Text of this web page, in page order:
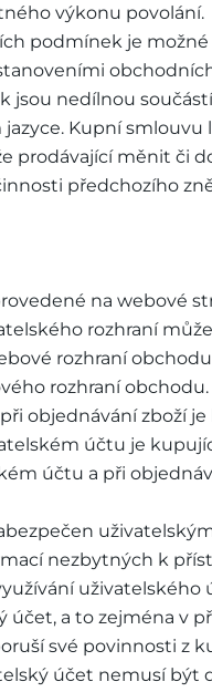
výkonu povolání.
podmínek je
jsou nedílnou
Kupní smlouvu
prodávající měnit či
předchozího
na webové
rozhraní
rozhraní
rozhraní obchodu.
objednávání zboží
účtu je
účtu a při
nezbytných k
účet, a to zejména v
své povinnosti z
účet nemusí